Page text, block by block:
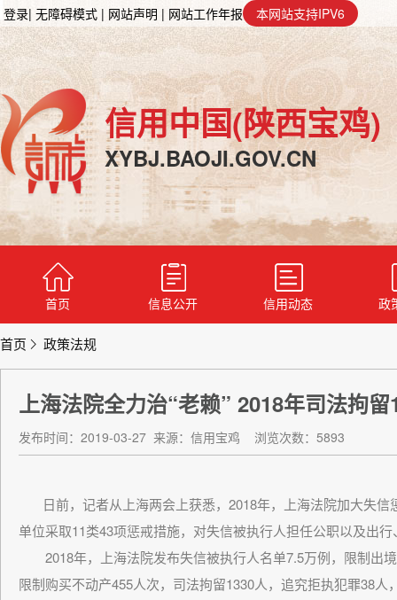
登录| 无障碍模式 | 网站声明 | 网站工作年报 本网站支持IPV6
信用中国(陕西宝鸡)
XYBJ.BAOJI.GOV.CN
首页 信息公开 信用动态 政
首页 政策法规
上海法院全力治“老赖” 2018年司法拘留
发布时间：2019-03-27 来源：信用宝鸡 浏览次数：5893
日前，记者从上海两会上获悉，2018年，上海法院加大失信
单位采取11类43项惩戒措施，对失信被执行人担任公职以及出
2018年，上海法院发布失信被执行人名单7.5万例，限制出
限制购买不动产455人次，司法拘留1330人，追究拒执犯罪38